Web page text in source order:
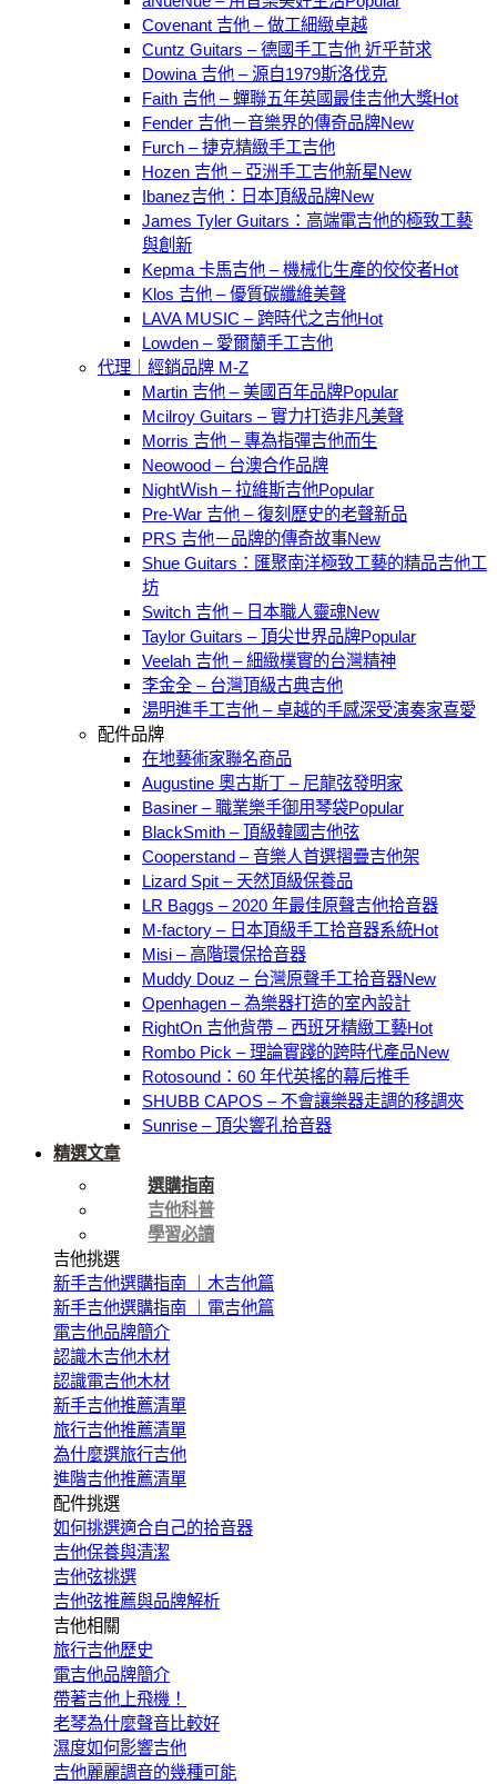
Covenant 吉他 – 做工細緻卓越
Cuntz Guitars – 德國手工吉他 近乎苛求
Dowina 吉他 – 源自1979斯洛伐克
Faith 吉他 – 蟬聯五年英國最佳吉他大獎
Fender 吉他－音樂界的傳奇品牌
Furch – 捷克精緻手工吉他
Hozen 吉他 – 亞洲手工吉他新星
Ibanez吉他：日本頂級品牌
James Tyler Guitars：高端電吉他的極致工藝
與創新
Kepma 卡馬吉他 – 機械化生產的佼佼者
Klos 吉他 – 優質碳纖維美聲
LAVA MUSIC – 跨時代之吉他
Lowden – 愛爾蘭手工吉他
代理｜經銷品牌 M-Z
Martin 吉他 – 美國百年品牌
Mcilroy Guitars – 實力打造非凡美聲
Morris 吉他 – 專為指彈吉他而生
Neowood – 台澳合作品牌
NightＷish – 拉維斯吉他
Pre-War 吉他 – 復刻歷史的老聲新品
PRS 吉他－品牌的傳奇故事
Shue Guitars：匯聚南洋極致工藝的精品吉他工
坊
Switch 吉他 – 日本職人靈魂
Taylor Guitars – 頂尖世界品牌
Veelah 吉他 – 細緻樸實的台灣精神
李金全 – 台灣頂級古典吉他
湯明進手工吉他 – 卓越的手感深受演奏家喜愛
配件品牌
在地藝術家聯名商品
Augustine 奧古斯丁 – 尼龍弦發明家
Basiner – 職業樂手御用琴袋
BlackSmith – 頂級韓國吉他弦
Cooperstand – 音樂人首選摺疊吉他架
Lizard Spit – 天然頂級保養品
LR Baggs – 2020 年最佳原聲吉他拾音器
M-factory – 日本頂級手工拾音器系統
Misi – 高階環保拾音器
Muddy Douz – 台灣原聲手工拾音器
Openhagen – 為樂器打造的室內設計
RightOn 吉他背帶 – 西班牙精緻工藝
Rombo Pick – 理論實踐的跨時代產品
Rotosound：60 年代英搖的幕后推手
SHUBB CAPOS – 不會讓樂器走調的移調夾
Sunrise – 頂尖響孔拾音器
精選文章
選購指南
吉他科普
學習必讀
吉他挑選
新手吉他選購指南 ｜木吉他篇
新手吉他選購指南 ｜電吉他篇
電吉他品牌簡介
認識木吉他木材
認識電吉他木材
新手吉他推薦清單
旅行吉他推薦清單
為什麼選旅行吉他
進階吉他推薦清單
配件挑選
如何挑選適合自己的拾音器
吉他保養與清潔
吉他弦挑選
吉他弦推薦與品牌解析
吉他相關
旅行吉他歷史
電吉他品牌簡介
帶著吉他上飛機！
老琴為什麼聲音比較好
濕度如何影響吉他
吉他麗麗調音的幾種可能